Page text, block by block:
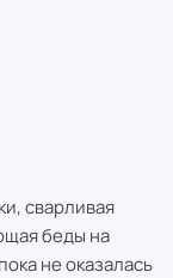
сварливая
беды на
не оказалась